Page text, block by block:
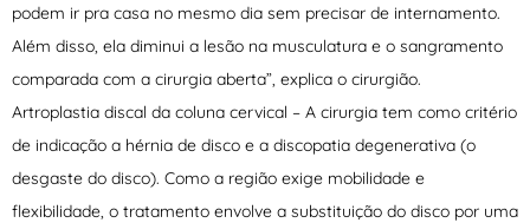
podem ir pra casa no mesmo dia sem precisar de internamento.
Além disso, ela diminui a lesão na musculatura e o sangramento
comparada com a cirurgia aberta”, explica o cirurgião.
Artroplastia discal da coluna cervical – A cirurgia tem como critério
de indicação a hérnia de disco e a discopatia degenerativa (o
desgaste do disco). Como a região exige mobilidade e
flexibilidade, o tratamento envolve a substituição do disco por uma